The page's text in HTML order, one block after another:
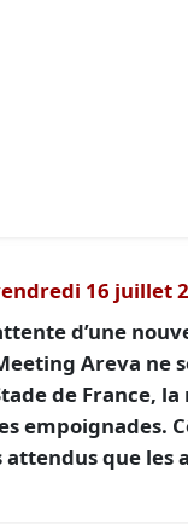
16 juillet
d’une
Areva ne
de France,
empoignades.
attendus que les